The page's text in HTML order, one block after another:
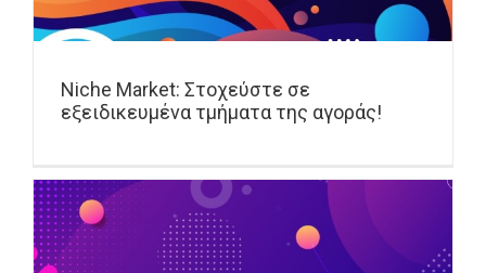
Niche Market: Στοχεύστε σε
εξειδικευμένα τμήματα της αγοράς!